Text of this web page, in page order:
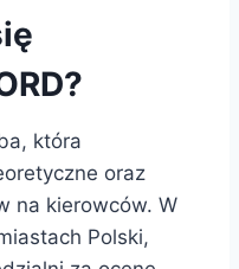
która
oraz
na kierowców. W
Polski,